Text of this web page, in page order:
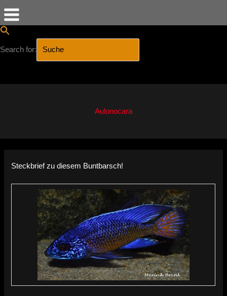
Search for:
Aulonocara
Steckbrief zu diesem Buntbarsch!